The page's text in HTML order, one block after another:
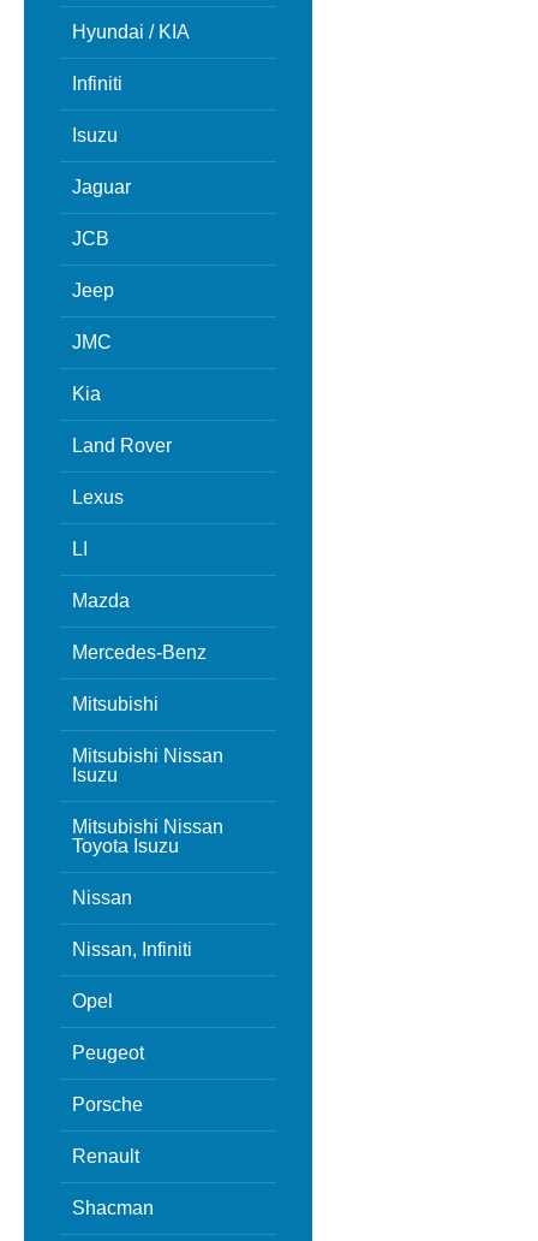
Hyundai / KIA
Infiniti
Isuzu
Jaguar
JCB
Jeep
JMC
Kia
Land Rover
Lexus
LI
Mazda
Mercedes-Benz
Mitsubishi
Mitsubishi Nissan
Isuzu
Mitsubishi Nissan
Toyota Isuzu
Nissan
Nissan, Infiniti
Opel
Peugeot
Porsche
Renault
Shacman